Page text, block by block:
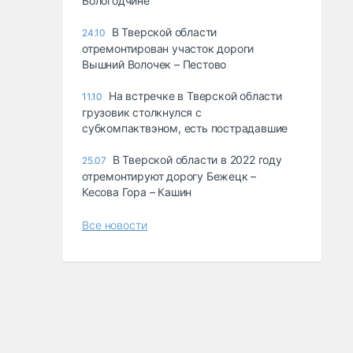
24.10
В Тверской области
отремонтирован участок дороги
Вышний Волочек – Пестово
11.10
На встречке в Тверской области
грузовик столкнулся с
субкомпактвэном, есть пострадавшие
25.07
В Тверской области в 2022 году
отремонтируют дорогу Бежецк –
Кесова Гора – Кашин
Все новости